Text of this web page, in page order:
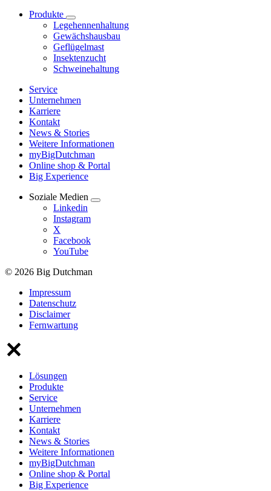
Produkte
Legehennenhaltung
Gewächshausbau
Geflügelmast
Insektenzucht
Schweinehaltung
Service
Unternehmen
Karriere
Kontakt
News & Stories
Weitere Informationen
myBigDutchman
Online shop & Portal
Big Experience
Soziale Medien
Linkedin
Instagram
X
Facebook
YouTube
© 2026 Big Dutchman
Impressum
Datenschutz
Disclaimer
Fernwartung
Lösungen
Produkte
Service
Unternehmen
Karriere
Kontakt
News & Stories
Weitere Informationen
myBigDutchman
Online shop & Portal
Big Experience